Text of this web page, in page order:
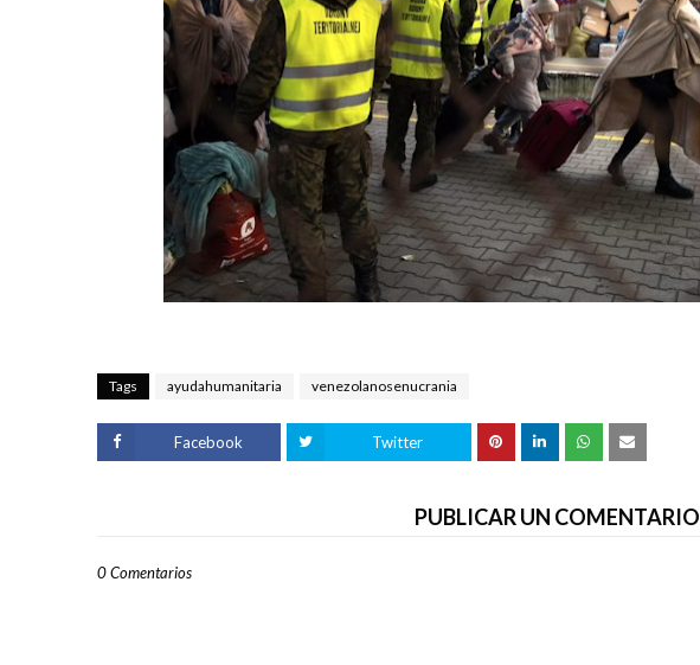
Tags ayudahumanitaria venezolanosenucrania
Facebook Twitter
PUBLICAR UN COMENTARIO
0 Comentarios